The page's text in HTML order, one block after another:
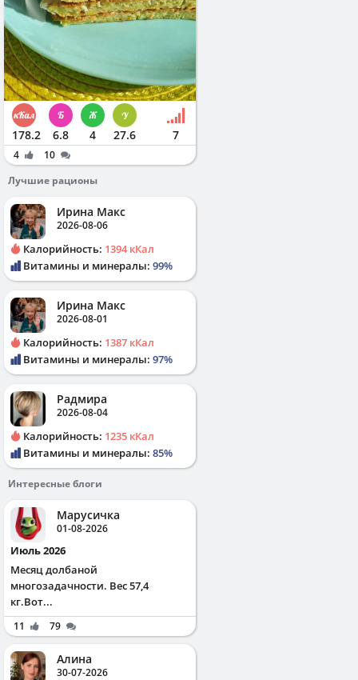
178.2 6.8 4 27.6 7
4
10
Лучшие рационы
Ирина Макс
2026-08-06
Калорийность: 1394 кКал
Витамины и минералы: 99%
Ирина Макс
2026-08-01
Калорийность: 1387 кКал
Витамины и минералы: 97%
Радмира
2026-08-04
Калорийность: 1235 кКал
Витамины и минералы: 85%
Интересные блоги
Марусичка
01-08-2026
Июль 2026
Месяц долбаной
многозадачности. Вес 57,4
кг.Вот...
11 79
Алина
30-07-2026